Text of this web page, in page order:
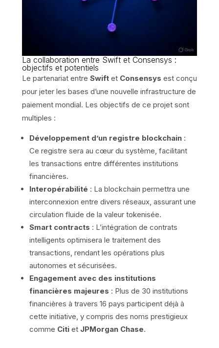
La collaboration entre Swift et Consensys :
objectifs et potentiels
Le partenariat entre Swiftet Consensys est conçu
pour jeter les bases d’une nouvelle infrastructure de
paiement mondial. Les objectifs de ce projet sont
multiples :
Développement d’un registre blockchain:
Ce registre sera au cœur du système, facilitant
les transactions entre différentes institutions
financières.
Interopérabilité : La blockchain permettra une
interconnexion entre divers réseaux, assurant une
circulation fluide de la valeur tokenisée.
Smart contracts : L’intégration de contrats
intelligents optimisera le traitement des
transactions, rendant les opérations plus
autonomes et sécurisées.
Engagement avec des institutions
financières majeures : Plus de 30 institutions
financières à travers 16 pays participent déjà à
cette initiative, y compris des noms prestigieux
comme Citiet JPMorgan Chase.